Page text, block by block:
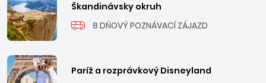
Škandinávsky okruh
8 DŇOVÝ POZNÁVACÍ ZÁJAZD
Paríž a rozprávkový Disneyland